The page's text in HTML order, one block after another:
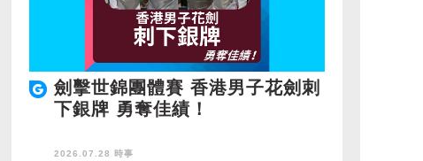
劍擊世錦團體賽 香港男子花劍刺
下銀牌 勇奪佳績！
2026.07.28 時事